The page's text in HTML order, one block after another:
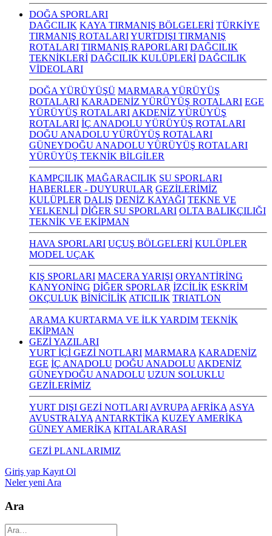
DOĞA SPORLARI
DAĞCILIK KAYA TIRMANIŞ BÖLGELERİ TÜRKİYE
TIRMANIŞ ROTALARIYURTDIŞI TIRMANIŞ
ROTALARI TIRMANIŞ RAPORLARI DAĞCILIK
TEKNİKLERİ DAĞCILIK KULÜPLERİ DAĞCILIK
VİDEOLARI
DOĞA YÜRÜYÜŞÜ MARMARA YÜRÜYÜŞ
ROTALARI KARADENİZ YÜRÜYÜŞ ROTALARI EGE
YÜRÜYÜŞ ROTALARI AKDENİZ YÜRÜYÜŞ
ROTALARI İÇ ANADOLU YÜRÜYÜŞ ROTALARI
DOĞU ANADOLU YÜRÜYÜŞ ROTALARI
GÜNEYDOĞU ANADOLU YÜRÜYÜŞ ROTALARI
YÜRÜYÜŞ TEKNİK BİLGİLER
KAMPÇILIK MAĞARACILIK SU SPORLARI
HABERLER - DUYURULAR GEZİLERİMİZ
KULÜPLER DALIŞ DENİZ KAYAĞI TEKNE VE
YELKENLİ DİĞER SU SPORLARI OLTA BALIKÇILIĞI
TEKNİK VE EKİPMAN
HAVA SPORLARI UÇUŞ BÖLGELERİ KULÜPLER
MODEL UÇAK
KIŞ SPORLARI MACERA YARIŞI ORYANTİRİNG
KANYONİNG DİĞER SPORLAR İZCİLİK ESKRİM
OKÇULUK BİNİCİLİK ATICILIK TRIATLON
ARAMA KURTARMA VE İLK YARDIM TEKNİK
EKİPMAN
GEZİ YAZILARI
YURT İÇİ GEZİ NOTLARI MARMARA KARADENİZ
EGE İÇ ANADOLU DOĞU ANADOLU AKDENİZ
GÜNEYDOĞU ANADOLU UZUN SOLUKLU
GEZİLERİMİZ
YURT DIŞI GEZİ NOTLARI AVRUPA AFRİKA ASYA
AVUSTRALYA ANTARKTİKA KUZEY AMERİKA
GÜNEY AMERİKA KITALARARASI
GEZİ PLANLARIMIZ
Giriş yap Kayıt Ol
Neler yeni Ara
Ara